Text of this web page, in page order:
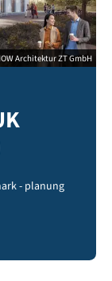
Architektur ZT GmbH
- planung